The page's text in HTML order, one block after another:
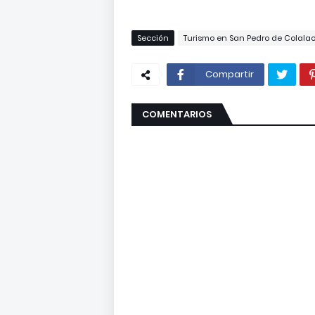
Sección Turismo en San Pedro de Colalao
Compartir
COMENTARIOS